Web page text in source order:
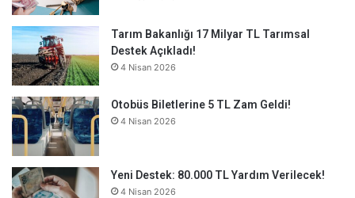
Tarım Bakanlığı 17 Milyar TL Tarımsal
Destek Açıkladı!
4 Nisan 2026
Otobüs Biletlerine 5 TL Zam Geldi!
4 Nisan 2026
Yeni Destek: 80.000 TL Yardım Verilecek!
4 Nisan 2026